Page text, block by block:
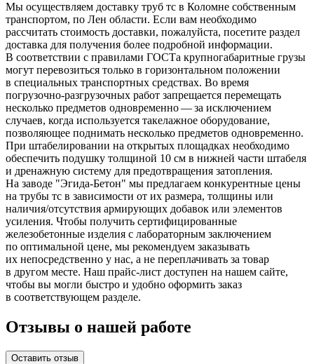
Мы осуществляем доставку труб тс в Коломне собственным
транспортом, по Лен области. Если вам необходимо
рассчитать стоимость доставки, пожалуйста, посетите раздел
доставка для получения более подробной информации.
В соответствии с правилами ГОСТа крупногабаритные грузы
могут перевозиться только в горизонтальном положении
в специальных транспортных средствах. Во время
погрузочно-разгрузочных работ запрещается перемещать
несколько предметов одновременно — за исключением
случаев, когда используется такелажное оборудование,
позволяющее поднимать несколько предметов одновременно.
При штабелировании на открытых площадках необходимо
обеспечить подушку толщиной 10 см в нижней части штабеля
и дренажную систему для предотвращения затопления.
На заводе "Эгида-Бетон" мы предлагаем конкурентные цены
на трубы тс в зависимости от их размера, толщины или
наличия/отсутствия армирующих добавок или элементов
усиления. Чтобы получить сертифицированные
железобетонные изделия с лабораторным заключением
по оптимальной цене, мы рекомендуем заказывать
их непосредственно у нас, а не переплачивать за товар
в другом месте. Наш прайс-лист доступен на нашем сайте,
чтобы вы могли быстро и удобно оформить заказ
в соответствующем разделе.
Отзывы о нашей работе
Оставить отзыв